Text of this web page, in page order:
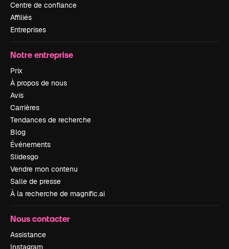
Centre de confiance
Affiliés
Entreprises
Notre entreprise
Prix
À propos de nous
Avis
Carrières
Tendances de recherche
Blog
Événements
Slidesgo
Vendre mon contenu
Salle de presse
À la recherche de magnific.ai
Nous contacter
Assistance
Instagram